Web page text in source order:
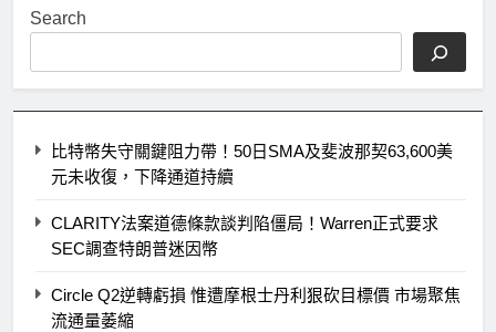
Search
比特幣失守關鍵阻力帶！50日SMA及斐波那契63,600美
元未收復，下降通道持續
CLARITY法案道德條款談判陷僵局！Warren正式要求
SEC調查特朗普迷因幣
Circle Q2逆轉虧損 惟遭摩根士丹利狠砍目標價 市場聚焦
流通量萎縮